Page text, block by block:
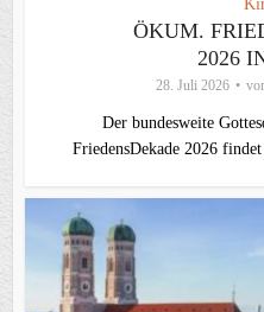
ÖKUM.
2026
28. Juli 2026
Der bundesweite
FriedensDekade 2026